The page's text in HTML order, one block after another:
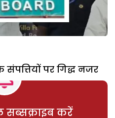
पर गिद्ध नजर
सब्सक्राइब करें